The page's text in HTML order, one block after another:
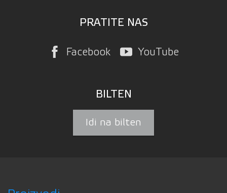
PRATITE NAS
Facebook YouTube
BILTEN
Idi na bilten